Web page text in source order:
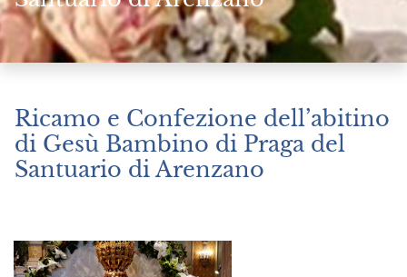
Ricamo e Confezione dell’abitino
di Gesù Bambino di Praga del
Santuario di Arenzano